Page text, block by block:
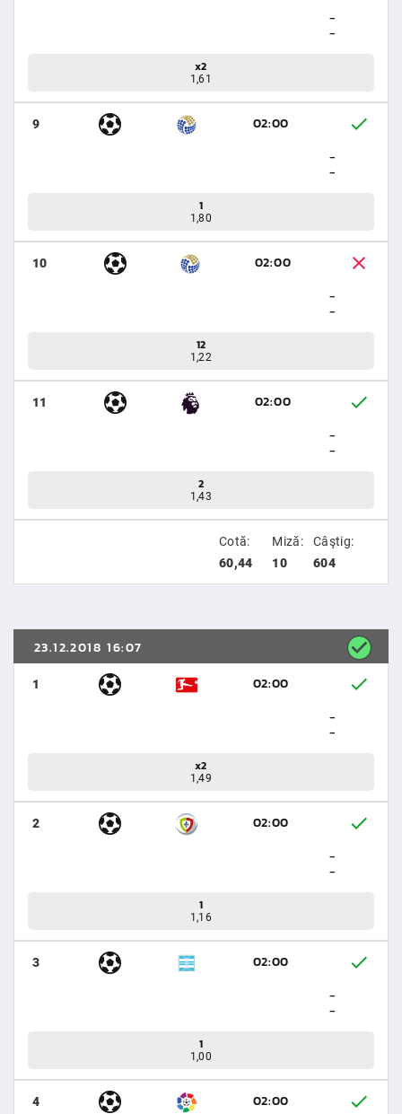
-
-
x2
1,61
9
02:00
-
-
1
1,80
10
02:00
-
-
12
1,22
11
02:00
-
-
2
1,43
Cotă:
60,44
Miză:
10
Câştig:
604
23.12.2018 16:07
1
02:00
-
-
x2
1,49
2
02:00
-
-
1
1,16
3
02:00
-
-
1
1,00
4
02:00